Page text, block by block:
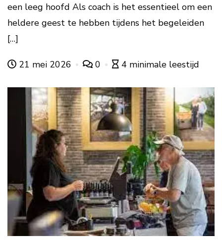
een leeg hoofd Als coach is het essentieel om een
heldere geest te hebben tijdens het begeleiden
[…]
21 mei 2026 0 4 minimale leestijd